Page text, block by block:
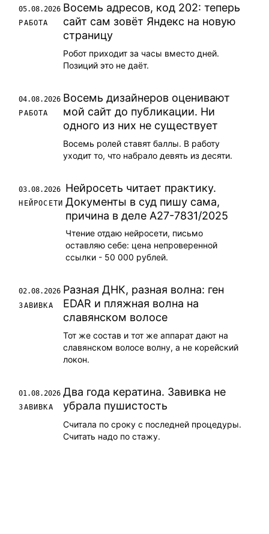
05.08.2026
РАБОТА
Восемь адресов, код 202: теперь
сайт сам зовёт Яндекс на новую
страницу
Робот приходит за часы вместо дней.
Позиций это не даёт.
04.08.2026
РАБОТА
Восемь дизайнеров оценивают
мой сайт до публикации. Ни
одного из них не существует
Восемь ролей ставят баллы. В работу
уходит то, что набрало девять из десяти.
03.08.2026
НЕЙРОСЕТИ
Нейросеть читает практику.
Документы в суд пишу сама,
причина в деле А27-7831/2025
Чтение отдаю нейросети, письмо
оставляю себе: цена непроверенной
ссылки - 50 000 рублей.
02.08.2026
ЗАВИВКА
Разная ДНК, разная волна: ген
EDAR и пляжная волна на
славянском волосе
Тот же состав и тот же аппарат дают на
славянском волосе волну, а не корейский
локон.
01.08.2026
ЗАВИВКА
Два года кератина. Завивка не
убрала пушистость
Считала по сроку с последней процедуры.
Считать надо по стажу.